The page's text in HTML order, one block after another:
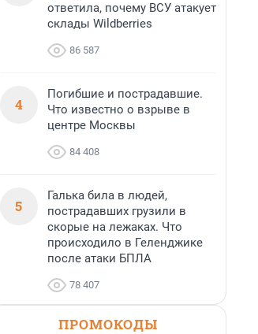
ответила, почему ВСУ атакует
склады Wildberries
86 587
4
Погибшие и пострадавшие.
Что известно о взрыве в
центре Москвы
84 408
5
Галька била в людей,
пострадавших грузили в
скорые на лежаках. Что
происходило в Геленджике
после атаки БПЛА
78 407
ПРОМОКОДЫ